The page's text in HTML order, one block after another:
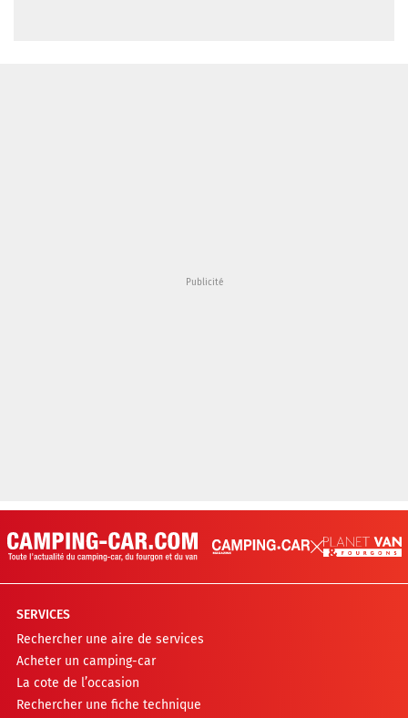
SERVICES
Rechercher une aire de services
Acheter un camping-car
La cote de l’occasion
Rechercher une fiche technique